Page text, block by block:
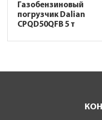
Газобензиновый
погрузчик Dalian
CPQD50QFB 5 т